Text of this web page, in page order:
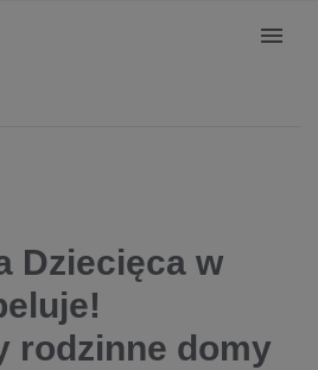
Dziecięca w
rodzinne domy